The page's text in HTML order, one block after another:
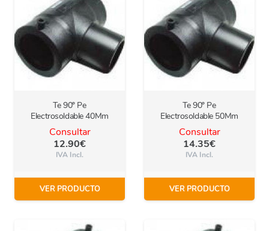
Te 90º Pe
Electrosoldable 40Mm
Consultar
12.90€
IVA Incl.
VER PRODUCTO
Te 90º Pe
Electrosoldable 50Mm
Consultar
14.35€
IVA Incl.
VER PRODUCTO